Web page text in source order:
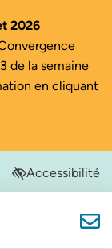
2026
de la semaine
en cliquant
Accessibilité
Garonne